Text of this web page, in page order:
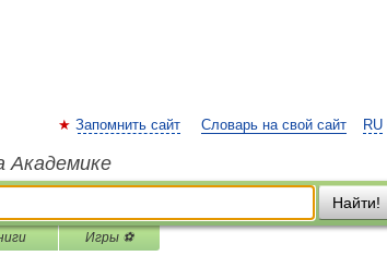
RU
Запомнить сайт Словарь на свой сайт
Академике
Найти!
Игры ⚽